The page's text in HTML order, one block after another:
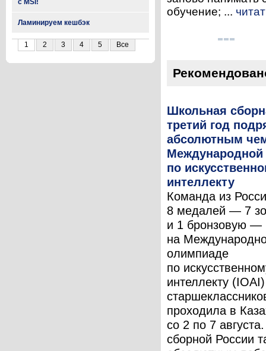
с MSI!
Ламинируем кешбэк
1 2 3 4 5 Все
обучение; ...
Школьная
третий год
абсолютным
по
интеллекту
Команда из
8 медалей — 7
и 1 бронзовую —
на
олимпиаде
по
интеллекту
проходила в
со 2 по 7
сборной России